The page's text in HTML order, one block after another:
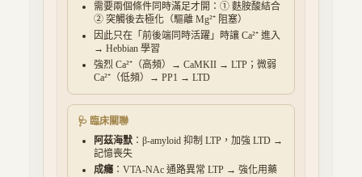
需要兩個條件同時滿足才開：① 麩胺酸結合
② 突觸後去極化（驅離 Mg²⁺ 阻塞）
因此只在「前後端同時活躍」時讓 Ca²⁺ 進入
→ Hebbian 學習
強烈 Ca²⁺（高頻）→ CaMKII → LTP；微弱
Ca²⁺（低頻）→ PP1 → LTD
🩺 臨床關聯
阿茲海默 ：β-amyloid 抑制 LTP，加強 LTD →
記憶喪失
成癮 ：VTA-NAc 通路異常 LTP → 強化用藥